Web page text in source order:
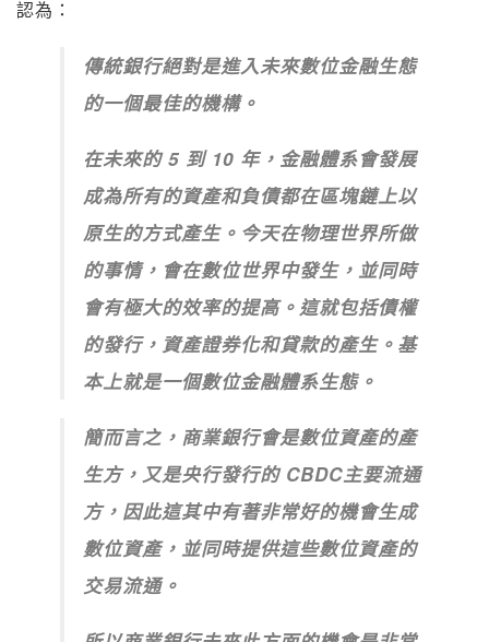
認為：
傳統銀行絕對是進入未來數位金融生態
的一個最佳的機構。
在未來的 5 到 10 年，金融體系會發展
成為所有的資產和負債都在區塊鏈上以
原生的方式產生。今天在物理世界所做
的事情，會在數位世界中發生，並同時
會有極大的效率的提高。這就包括債權
的發行，資產證券化和貸款的產生。基
本上就是一個數位金融體系生態。
簡而言之，商業銀行會是數位資產的產
生方，又是央行發行的 CBDC主要流通
方，因此這其中有著非常好的機會生成
數位資產，並同時提供這些數位資產的
交易流通。